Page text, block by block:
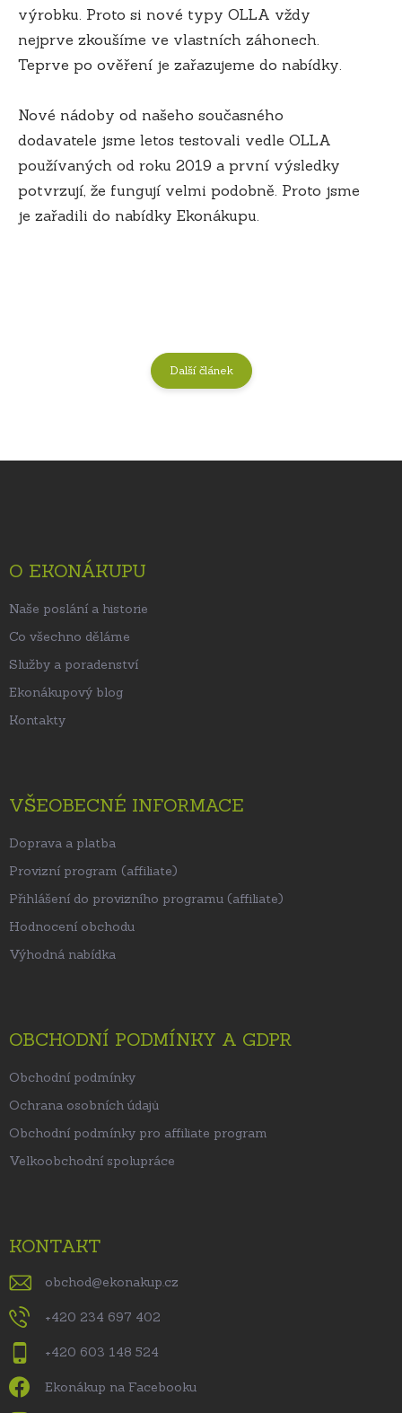
výrobku. Proto si nové typy OLLA vždy
nejprve zkoušíme ve vlastních záhonech.
Teprve po ověření je zařazujeme do nabídky.
Nové nádoby od našeho současného
dodavatele jsme letos testovali vedle OLLA
používaných od roku 2019 a první výsledky
potvrzují, že fungují velmi podobně. Proto jsme
je zařadili do nabídky Ekonákupu.
Další článek
O EKONÁKUPU
Naše poslání a historie
Co všechno děláme
Služby a poradenství
Ekonákupový blog
Kontakty
VŠEOBECNÉ INFORMACE
Doprava a platba
Provizní program (affiliate)
Přihlášení do provizního programu (affiliate)
Hodnocení obchodu
Výhodná nabídka
OBCHODNÍ PODMÍNKY A GDPR
Obchodní podmínky
Ochrana osobních údajů
Obchodní podmínky pro affiliate program
Velkoobchodní spolupráce
KONTAKT
obchod@ekonakup.cz
+420 234 697 402
+420 603 148 524
Ekonákup na Facebooku